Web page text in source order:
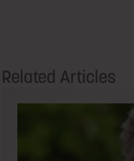
Related Articles